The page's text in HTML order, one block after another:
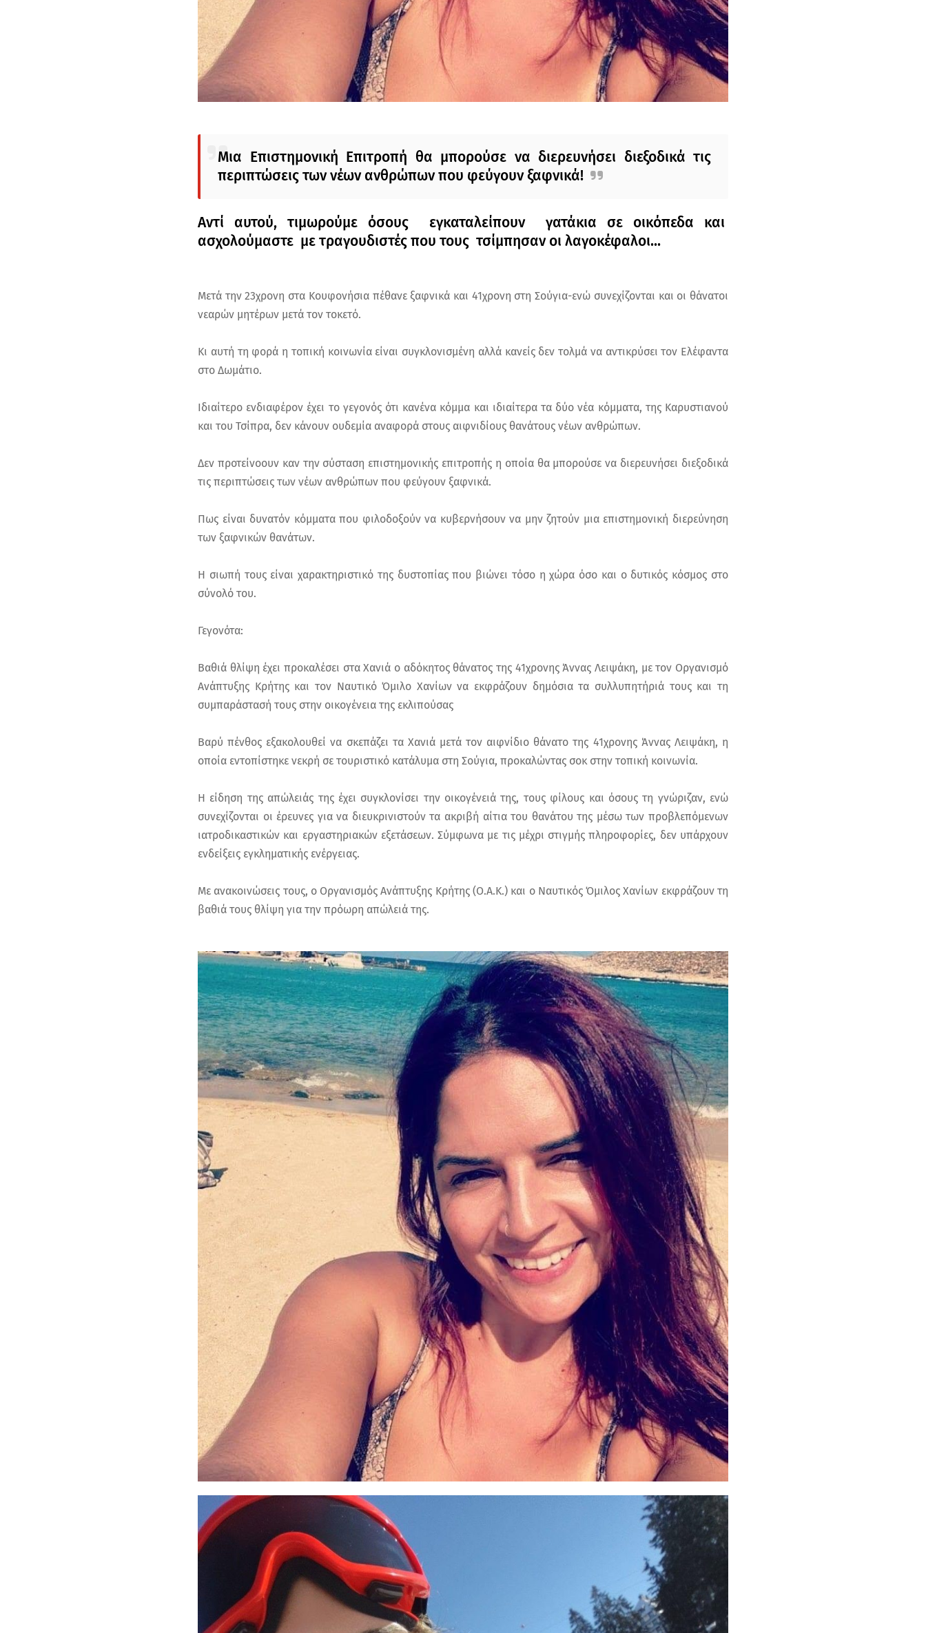
Μια Eπιστημονική Eπιτροπή θα μπορούσε να διερευνήσει διεξοδικά τις
περιπτώσεις των νέων ανθρώπων που φεύγουν ξαφνικά!
Αντί αυτού, τιμωρούμε όσους εγκαταλείπουν γατάκια σε οικόπεδα και
ασχολούμαστε με τραγουδιστές που τους τσίμπησαν οι λαγοκέφαλοι...
Mετά την 23χρονη στα Κουφονήσια πέθανε ξαφνικά και 41χρονη στη Σούγια-ενώ συνεχίζονται και οι θάνατοι
νεαρών μητέρων μετά τον τοκετό.
Κι αυτή τη φορά η τοπική κοινωνία είναι συγκλονισμένη αλλά κανείς δεν τολμά να αντικρύσει τον Ελέφαντα
στο Δωμάτιο.
Ιδιαίτερο ενδιαφέρον έχει το γεγονός ότι κανένα κόμμα και ιδιαίτερα τα δύο νέα κόμματα, της Καρυστιανού
και του Τσίπρα, δεν κάνουν ουδεμία αναφορά στους αιφνιδίους θανάτους νέων ανθρώπων.
Δεν προτείνοουν καν την σύσταση επιστημονικής επιτροπής η οποία θα μπορούσε να διερευνήσει διεξοδικά
τις περιπτώσεις των νέων ανθρώπων που φεύγουν ξαφνικά.
Πως είναι δυνατόν κόμματα που φιλοδοξούν να κυβερνήσουν να μην ζητούν μια επιστημονική διερεύνηση
των ξαφνικών θανάτων.
Η σιωπή τους είναι χαρακτηριστικό της δυστοπίας που βιώνει τόσο η χώρα όσο και ο δυτικός κόσμος στο
σύνολό του.
Γεγονότα:
Βαθιά θλίψη έχει προκαλέσει στα Χανιά ο αδόκητος θάνατος της 41χρονης Άννας Λειψάκη, με τον Οργανισμό
Ανάπτυξης Κρήτης και τον Ναυτικό Όμιλο Χανίων να εκφράζουν δημόσια τα συλλυπητήριά τους και τη
συμπαράστασή τους στην οικογένεια της εκλιπούσας
Βαρύ πένθος εξακολουθεί να σκεπάζει τα Χανιά μετά τον αιφνίδιο θάνατο της 41χρονης Άννας Λειψάκη, η
οποία εντοπίστηκε νεκρή σε τουριστικό κατάλυμα στη Σούγια, προκαλώντας σοκ στην τοπική κοινωνία.
Η είδηση της απώλειάς της έχει συγκλονίσει την οικογένειά της, τους φίλους και όσους τη γνώριζαν, ενώ
συνεχίζονται οι έρευνες για να διευκρινιστούν τα ακριβή αίτια του θανάτου της μέσω των προβλεπόμενων
ιατροδικαστικών και εργαστηριακών εξετάσεων. Σύμφωνα με τις μέχρι στιγμής πληροφορίες, δεν υπάρχουν
ενδείξεις εγκληματικής ενέργειας.
Με ανακοινώσεις τους, ο Οργανισμός Ανάπτυξης Κρήτης (Ο.Α.Κ.) και ο Ναυτικός Όμιλος Χανίων εκφράζουν τη
βαθιά τους θλίψη για την πρόωρη απώλειά της.